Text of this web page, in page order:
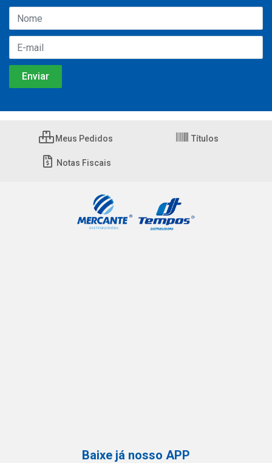
Meus Pedidos Títulos
Notas Fiscais
Baixe já nosso APP